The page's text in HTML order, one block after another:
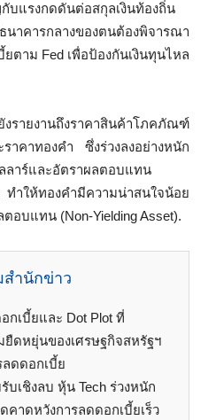
บแรงกดดันต่อสกุลเงินท้องถิ่น
าคารกลางของตนต้องพิจารณา
ยตาม Fed เพื่อป้องกันเงินทุนไหล
รายงานถึงราคาสินค้าโภคภัณฑ์
าคาทองคำ ซึ่งร่วงลงอย่างหนัก
ลาร์และอัตราผลตอบแทน
ำให้ทองคำมีความน่าสนใจน้อย
อบแทน (Non-Yielding Asset).
ำนักข่าว
กเบี้ยและ Dot Plot ที่
ยืดหยุ่นของเศรษฐกิจสหรัฐฯ
ดดอกเบี้ย
เชิงลบ หุ้น Tech ร่วงหนัก
คาดหวังการลดดอกเบี้ยเร็ว